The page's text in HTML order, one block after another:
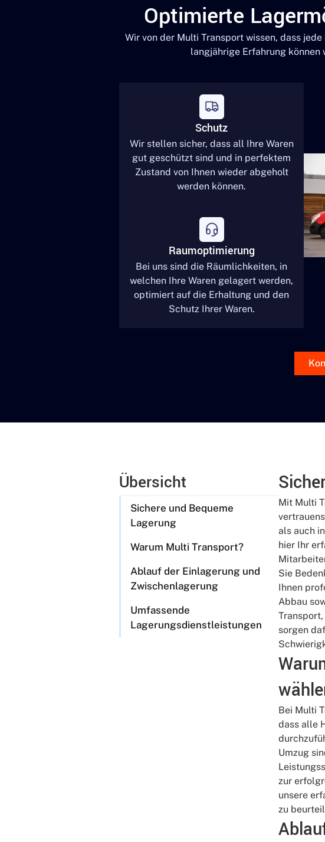
Optimierte
Wir von der Multi Transport wissen, dass
langjährige Erfahrung
Schutz
Wir stellen sicher, dass all Ihre Waren
gut geschützt sind und in perfektem
Zustand von Ihnen wieder abgeholt
werden können.
Raumoptimierung
Bei uns sind die Räumlichkeiten, in
welchen Ihre Waren gelagert werden,
optimiert auf die Erhaltung und den
Schutz Ihrer Waren.
Übersicht
Sichere und Bequeme
Lagerung
Warum Multi Transport?
Ablauf der Einlagerung und
Zwischenlagerung
Umfassende
Lagerungsdienstleistungen
Mit Multi
als auch
hier Ihr
Sie
Ihnen
Abbau
sorgen
Bei Multi
dass alle
Umzug
zur
unsere
zu